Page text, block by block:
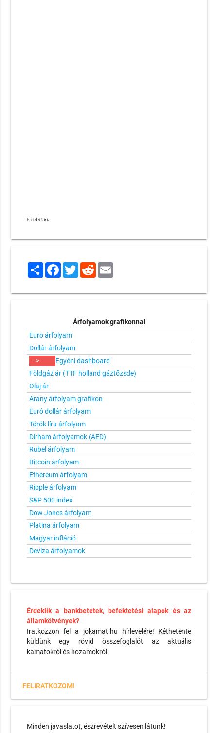
Hirdetés
ShareFacebook
TwitterRedditEmail
Árfolyamok grafikonnal
Euro árfolyam
Dollár árfolyam
->
Egyéni dashboard
Földgáz ár (TTF holland gáztőzsde)
Olaj ár
Arany árfolyam grafikon
Euró dollár árfolyam
Török líra árfolyam
Dirham árfolyamok (AED)
Rubel árfolyam
Bitcoin árfolyam
Ethereum árfolyam
Ripple árfolyam
S&P 500 index
Dow Jones árfolyam
Platina árfolyam
Magyar infláció
Deviza árfolyamok
Érdeklik a bankbetétek, befektetési alapok és az
államkötvények?
Iratkozzon fel a jokamat.hu hírlevelére! Kéthetente
küldünk egy rövid összefoglalót az aktuális
kamatokról és hozamokról.
FELIRATKOZOM!
Minden javaslatot, észrevételt szívesen látunk!